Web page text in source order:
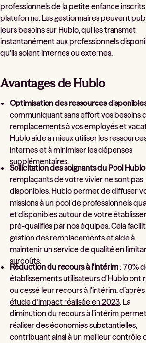
professionnels de la petite enfance inscrits
plateforme. Les gestionnaires peuvent
leurs besoins sur Hublo, qui les transmet
instantanément aux professionnels
qu'ils soient internes ou externes.
Avantages de Hublo
Optimisation des ressources
communiquant sans effort vos besoins
remplacements à vos employés et
Hublo aide à mieux utiliser les
internes et à minimiser les dépenses
supplémentaires.
Sollicitation des soignants du Pool Hublo
remplaçants de votre vivier ne sont pas
disponibles, Hublo permet de diffuser
missions à un pool de professionnels
et disponibles autour de votre
pré-qualifiés par nos équipes. Cela
gestion des remplacements et aide à
maintenir un service de qualité en
surcoûts.
Réduction du recours à l'intérim: 70%
établissements utilisateurs d'Hublo ont
ou cessé leur recours à l'intérim, d’après
étude d’impact réalisée en 2023. La
diminution du recours à l’intérim
réaliser des économies substantielles,
contribuant ainsi à un meilleur contrôle